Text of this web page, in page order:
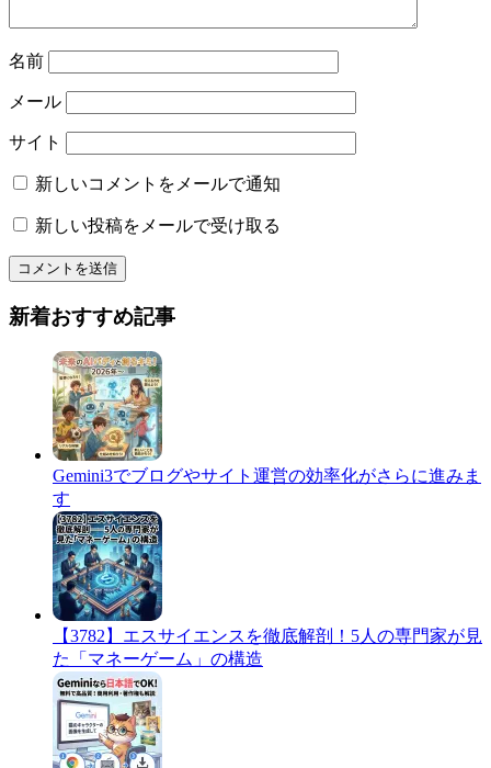
名前
メール
サイト
新しいコメントをメールで通知
新しい投稿をメールで受け取る
新着おすすめ記事
Gemini3でブログやサイト運営の効率化がさらに進みま
す
​【3782】エスサイエンスを徹底解剖！5人の専門家が見
た「マネーゲーム」の構造